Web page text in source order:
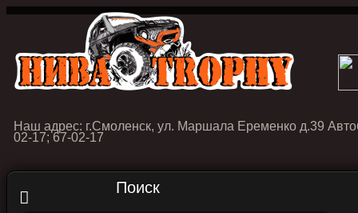
Наш адрес: г.Смоленск, ул. Маршала Еременко д.39
02-17; 67-02-17
Поиск